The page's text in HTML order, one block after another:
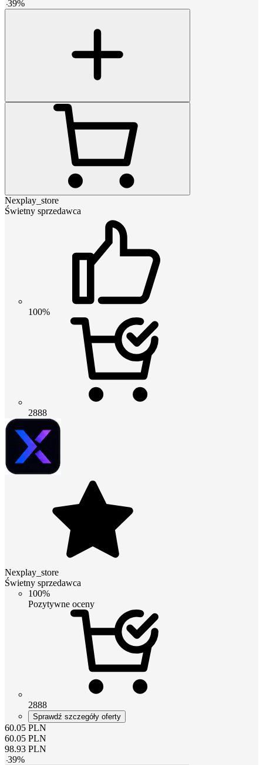
-39%
Nexplay_store
Świetny sprzedawca
100%
2888
Nexplay_store
Świetny sprzedawca
100%
Pozytywne oceny
2888
Sprawdź szczegóły oferty
60.05 PLN
60.05 PLN
98.93 PLN
-39%